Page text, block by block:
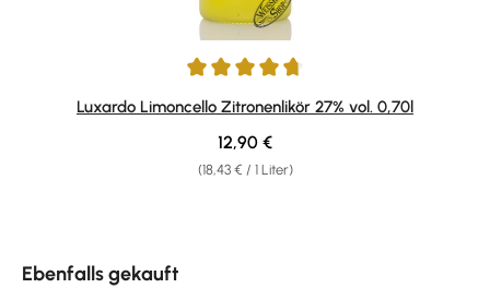
Durchschnittliche Bewertung von 4.75 von 5 Sternen
Luxardo Limoncello Zitronenlikör 27% vol. 0,70l
(18,43 € / 1 Liter)
Regulärer Preis:
12,90 €
Ebenfalls gekauft